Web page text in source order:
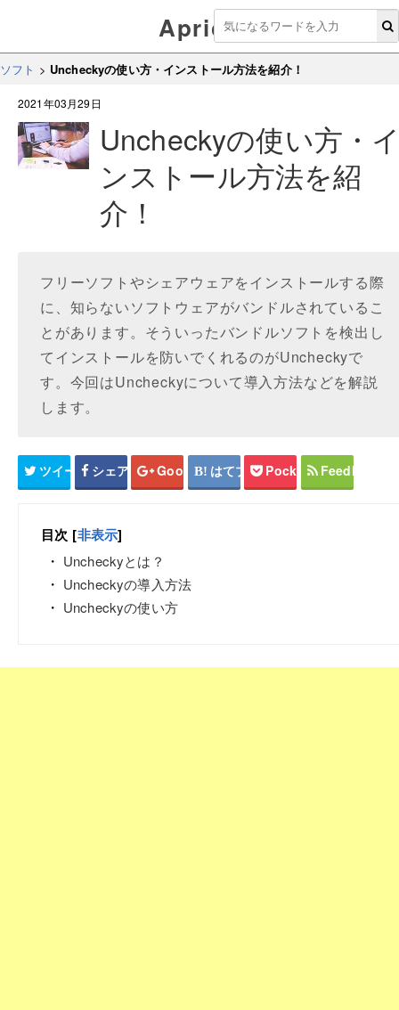
Aprico
ソフト > Uncheckyの使い方・インストール方法を紹介！
2021年03月29日
Uncheckyの使い方・
ンストール方法を紹
介！
フリーソフトやシェアウェアをインストールする際
に、知らないソフトウェアがバンドルされているこ
とがあります。そういったバンドルソフトを検出し
てインストールを防いでくれるのがUncheckyで
す。今回はUncheckyについて導入方法などを解説
します。
ツイート シェア Google+ はてブ Pocket Feedly
目次 [非表示]
Uncheckyとは？
Uncheckyの導入方法
Uncheckyの使い方